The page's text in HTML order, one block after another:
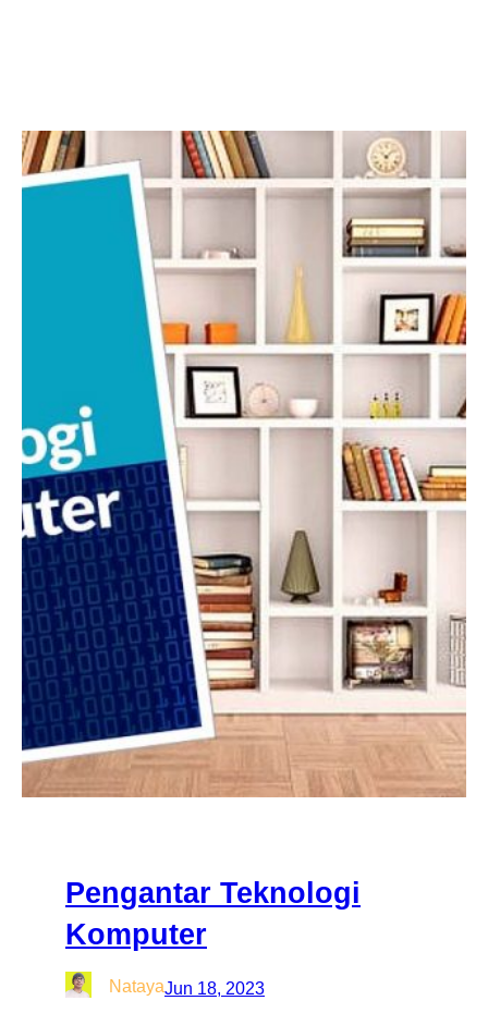
Pengantar Teknologi
Komputer
NatayaJun 18, 2023